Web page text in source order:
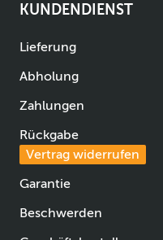
KUNDENDIENST
Lieferung
Abholung
Zahlungen
Rückgabe
Vertrag widerrufen
Garantie
Beschwerden